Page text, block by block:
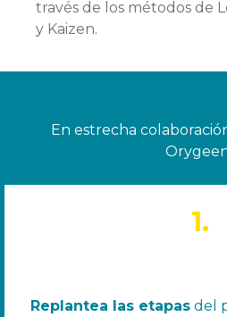
través de los métodos de
y Kaizen.
En estrecha
1.
Replantea las etapasdel